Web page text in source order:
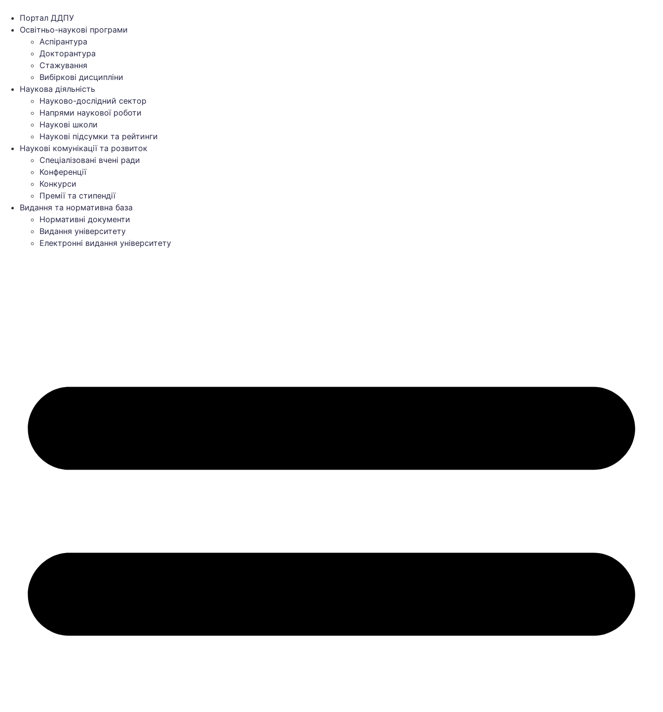
вмісту
Портал ДДПУ
Освітньо-наукові програми
Аспірантура
Докторантура
Стажування
Вибіркові дисципліни
Наукова діяльність
Науково-дослідний сектор
Напрями наукової роботи
Наукові школи
Наукові підсумки та рейтинги
Наукові комунікації та розвиток
Спеціалізовані вчені ради
Конференції
Конкурси
Премії та стипендії
Видання та нормативна база
Нормативні документи
Видання університету
Електронні видання університету